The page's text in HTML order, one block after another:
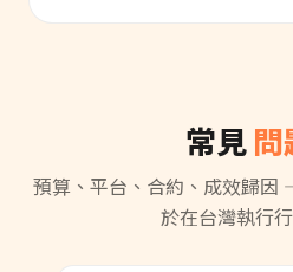
常見問
預算、平台、合約、成效歸因
於在台灣執行